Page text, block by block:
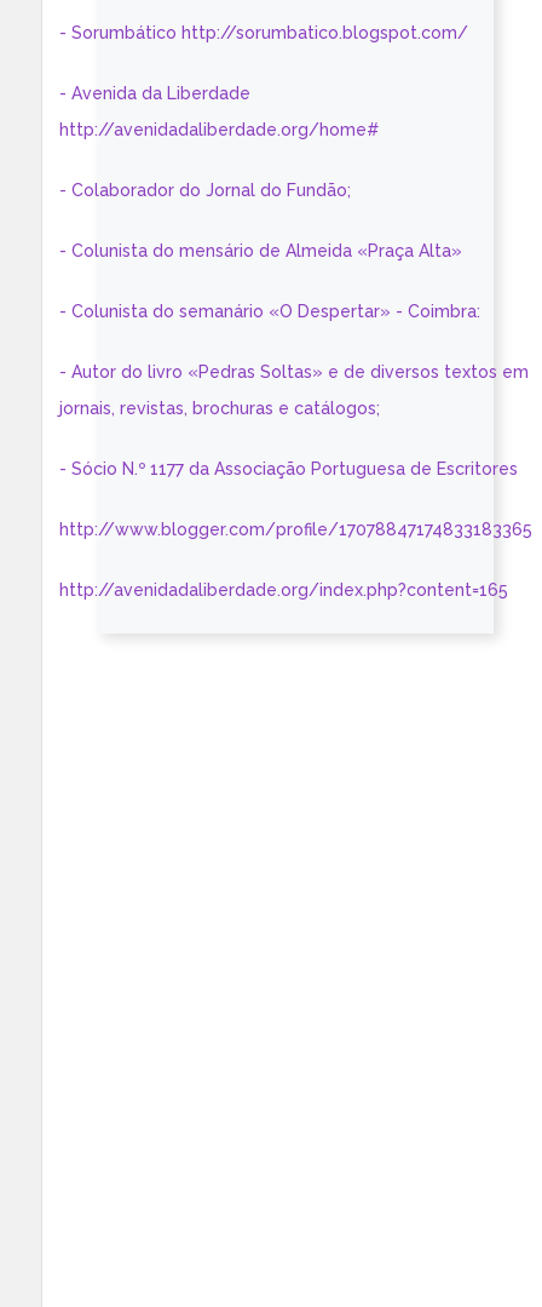
- Sorumbático http://sorumbatico.blogspot.com/
- Avenida da Liberdade
http://avenidadaliberdade.org/home#
- Colaborador do Jornal do Fundão;
- Colunista do mensário de Almeida «Praça Alta»
- Colunista do semanário «O Despertar» - Coimbra:
- Autor do livro «Pedras Soltas» e de diversos textos em
jornais, revistas, brochuras e catálogos;
- Sócio N.º 1177 da Associação Portuguesa de Escritores
http://www.blogger.com/profile/17078847174833183365
http://avenidadaliberdade.org/index.php?content=165